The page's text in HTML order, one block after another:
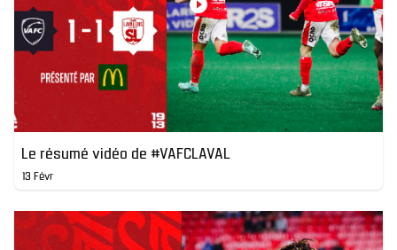
Le résumé vidéo de #VAFCLAVAL
13 Févr